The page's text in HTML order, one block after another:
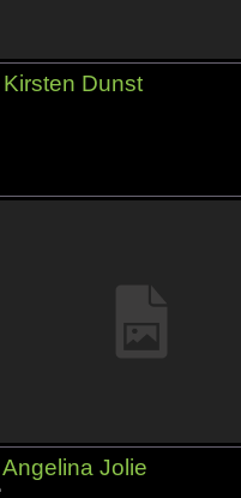
Kirsten Dunst
Angelina Jolie